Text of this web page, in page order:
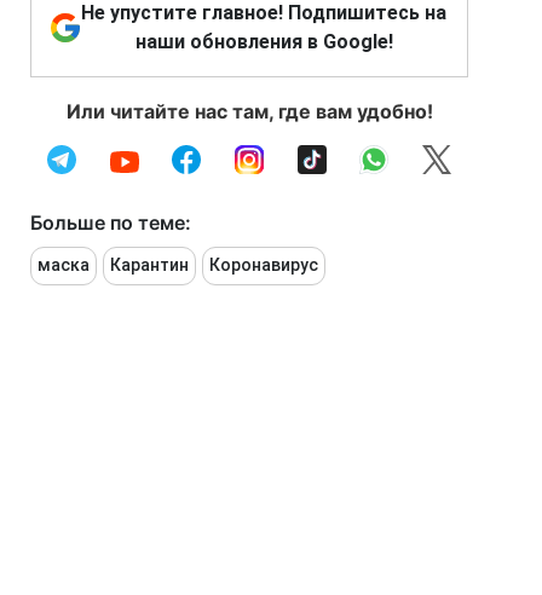
Не упустите главное! Подпишитесь на
наши обновления в Google!
Или читайте нас там, где вам удобно!
Больше по теме:
маска Карантин Коронавирус